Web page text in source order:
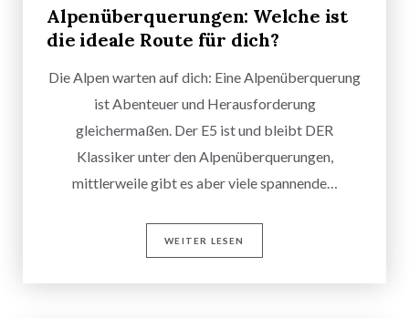
Alpenüberquerungen: Welche ist
die ideale Route für dich?
Die Alpen warten auf dich: Eine Alpenüberquerung
ist Abenteuer und Herausforderung
gleichermaßen. Der E5 ist und bleibt DER
Klassiker unter den Alpenüberquerungen,
mittlerweile gibt es aber viele spannende…
WEITER LESEN